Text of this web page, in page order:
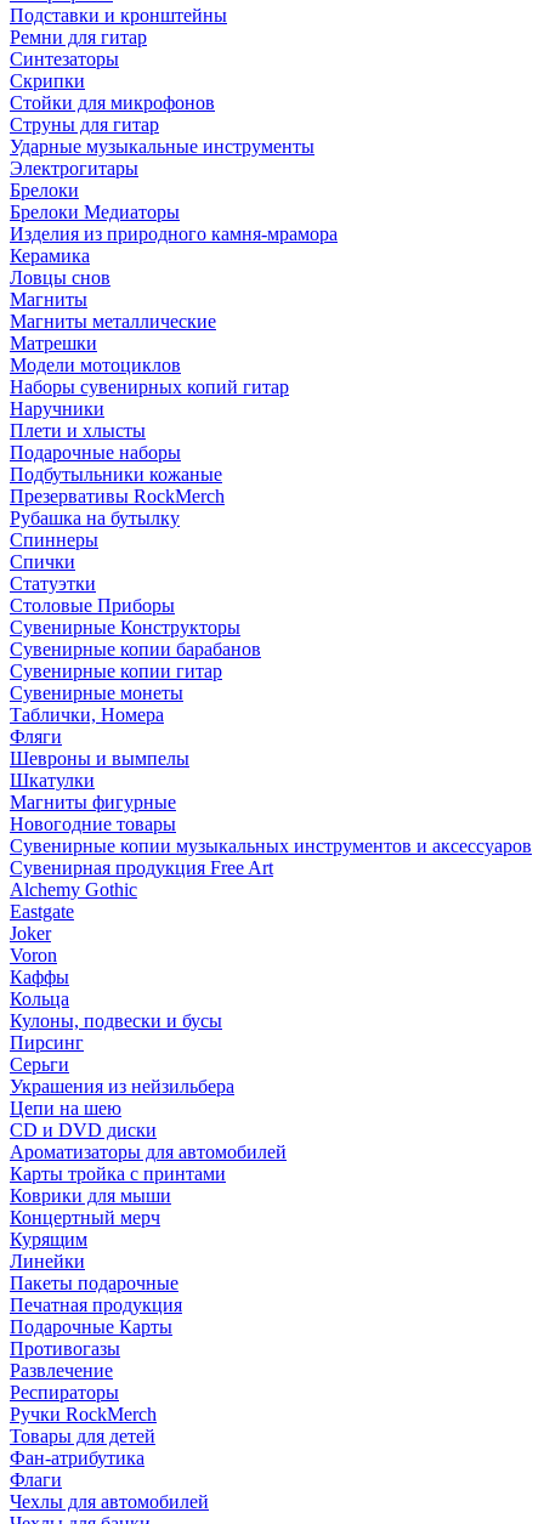
Подставки и кронштейны
Ремни для гитар
Синтезаторы
Скрипки
Стойки для микрофонов
Струны для гитар
Ударные музыкальные инструменты
Электрогитары
Брелоки
Брелоки Медиаторы
Изделия из природного камня-мрамора
Керамика
Ловцы снов
Магниты
Магниты металлические
Матрешки
Модели мотоциклов
Наборы сувенирных копий гитар
Наручники
Плети и хлысты
Подарочные наборы
Подбутыльники кожаные
Презервативы RockMerch
Рубашка на бутылку
Спиннеры
Спички
Статуэтки
Столовые Приборы
Сувенирные Конструкторы
Сувенирные копии барабанов
Сувенирные копии гитар
Сувенирные монеты
Таблички, Номера
Фляги
Шевроны и вымпелы
Шкатулки
Магниты фигурные
Новогодние товары
Сувенирные копии музыкальных инструментов и аксессуаров
Сувенирная продукция Free Art
Alchemy Gothic
Eastgate
Joker
Voron
Каффы
Кольца
Кулоны, подвески и бусы
Пирсинг
Серьги
Украшения из нейзильбера
Цепи на шею
CD и DVD диски
Ароматизаторы для автомобилей
Карты тройка с принтами
Коврики для мыши
Концертный мерч
Курящим
Линейки
Пакеты подарочные
Печатная продукция
Подарочные Карты
Противогазы
Развлечение
Респираторы
Ручки RockMerch
Товары для детей
Фан-атрибутика
Флаги
Чехлы для автомобилей